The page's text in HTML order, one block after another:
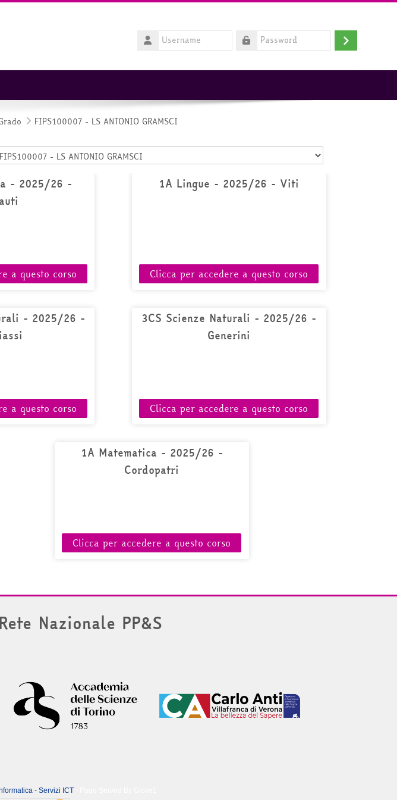
Username
Login
FIPS100007 - LS ANTONIO GRAMSCI
- 2025/26 -
a questo corso
1A Lingue - 2025/26 - Viti
Clicca per accedere a questo corso
- 2025/26 -
a questo corso
3CS Scienze Naturali - 2025/26 -
Generini
Clicca per accedere a questo corso
1A Matematica - 2025/26 -
Cordopatri
Clicca per accedere a questo corso
Nazionale PP&S
- Servizi ICT